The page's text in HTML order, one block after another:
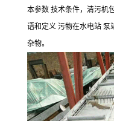
本参数 技术条件，清污机
语和定义 污物在水电站 泵
杂物。